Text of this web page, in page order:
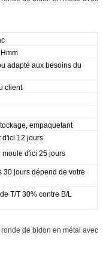
adapté aux besoins du
client
empaquetant
d'ici 12 jours
moule d'ici 25 jours
30 jours dépend de votre
T/T 30% contre B/L
de bidon en métal avec